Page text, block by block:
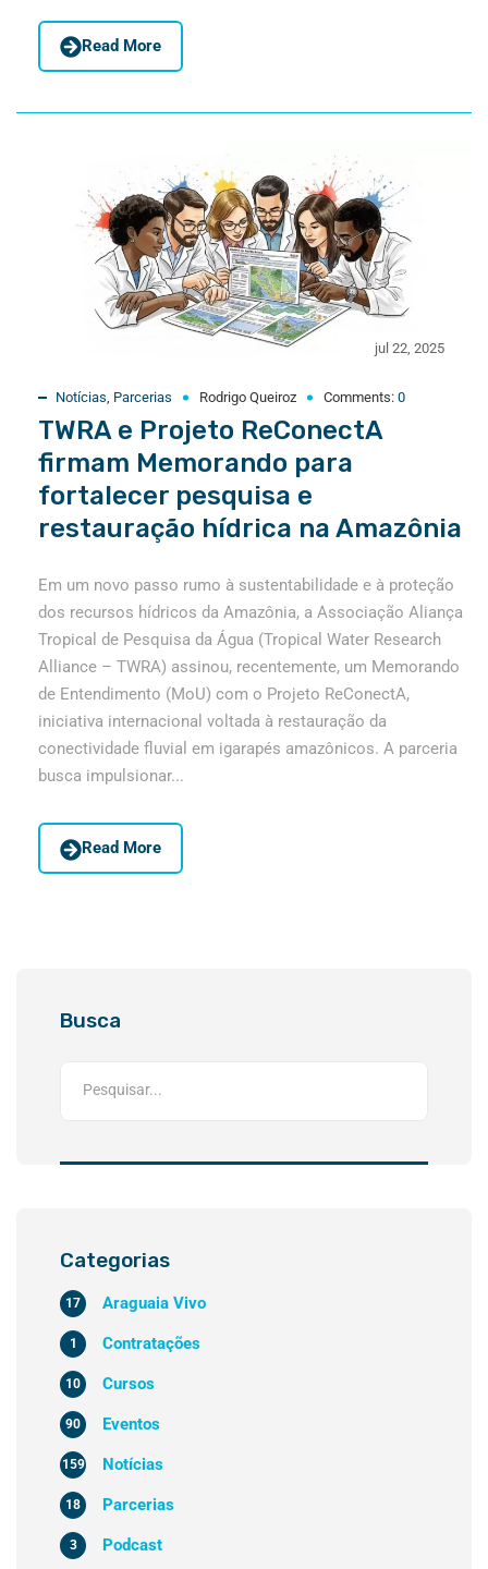
Read More
jul 22, 2025
Notícias, Parcerias Rodrigo Queiroz Comments: 0
TWRA e Projeto ReConectA
firmam Memorando para
fortalecer pesquisa e
restauração hídrica na Amazônia
Em um novo passo rumo à sustentabilidade e à proteção
dos recursos hídricos da Amazônia, a Associação Aliança
Tropical de Pesquisa da Água (Tropical Water Research
Alliance – TWRA) assinou, recentemente, um Memorando
de Entendimento (MoU) com o Projeto ReConectA,
iniciativa internacional voltada à restauração da
conectividade fluvial em igarapés amazônicos. A parceria
busca impulsionar...
Read More
Busca
Categorias
Araguaia Vivo
17
Contratações
1
Cursos
10
Eventos
90
Notícias
159
Parcerias
18
Podcast
3